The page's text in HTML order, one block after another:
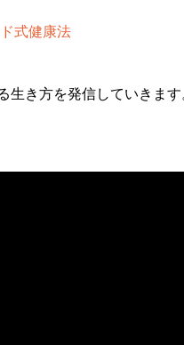
式健康法
生き方を発信していきま